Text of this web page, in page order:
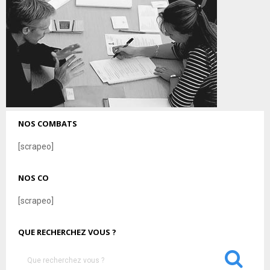
NOS COMBATS
[scrapeo]
NOS CO
[scrapeo]
QUE RECHERCHEZ VOUS ?